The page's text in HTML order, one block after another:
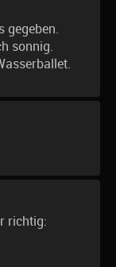
gegeben.
sonnig.
richtig: